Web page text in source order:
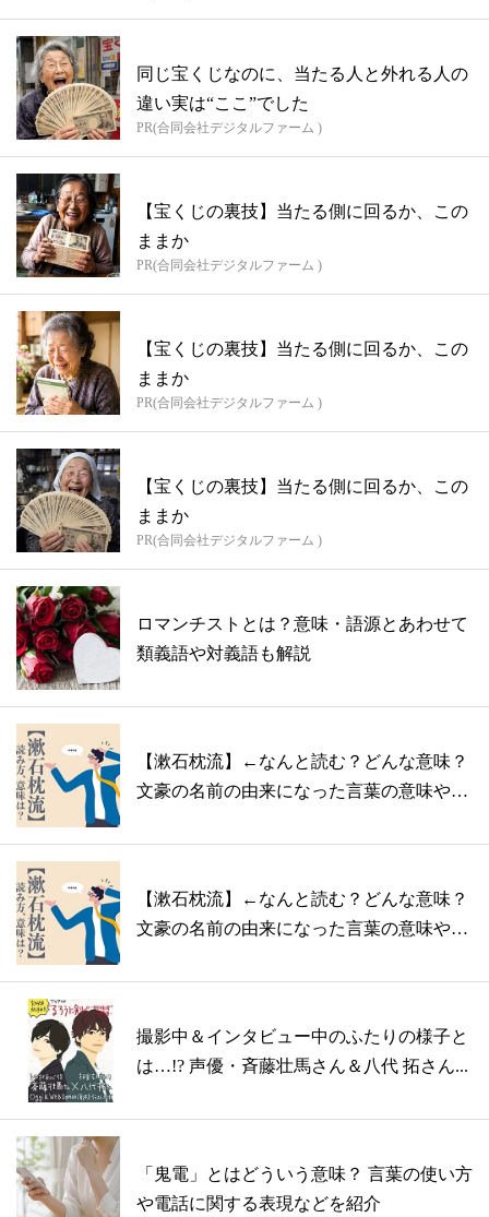
同じ宝くじなのに、当たる人と外れる人の
違い実は“ここ”でした
PR(合同会社デジタルファーム )
【宝くじの裏技】当たる側に回るか、この
ままか
PR(合同会社デジタルファーム )
【宝くじの裏技】当たる側に回るか、この
ままか
PR(合同会社デジタルファーム )
【宝くじの裏技】当たる側に回るか、この
ままか
PR(合同会社デジタルファーム )
ロマンチストとは？意味・語源とあわせて
類義語や対義語も解説
【漱石枕流】←なんと読む？どんな意味？
文豪の名前の由来になった言葉の意味や例
【漱石枕流】←なんと読む？どんな意味？
文豪の名前の由来になった言葉の意味や例
撮影中＆インタビュー中のふたりの様子と
は…!? 声優・斉藤壮馬さん＆八代 拓さん...
「鬼電」とはどういう意味？ 言葉の使い方
や電話に関する表現などを紹介